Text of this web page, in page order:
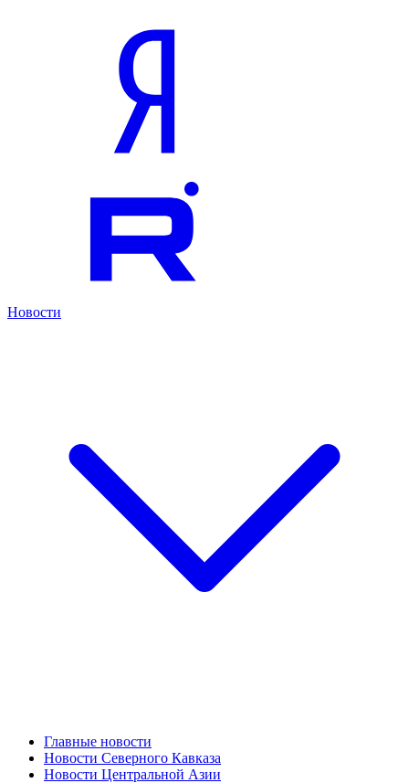
Новости
Главные новости
Новости Северного Кавказа
Новости Центральной Азии